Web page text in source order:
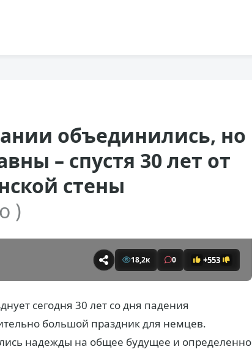
объединились, но
– спустя 30 лет от
стены
)
18,2к 0 +553
сегодня 30 лет со дня падения
большой праздник для немцев.
надежды на общее будущее и определенно